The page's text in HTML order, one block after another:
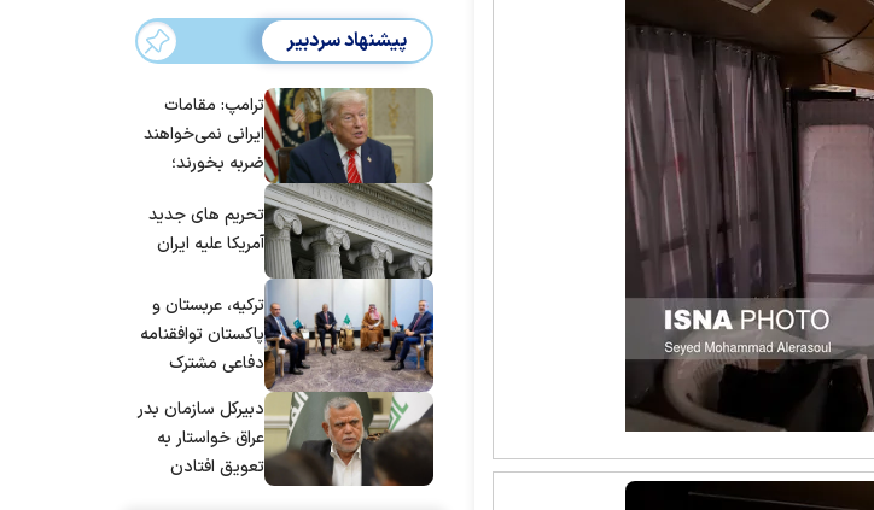
پیشنهاد سردبیر
ترامپ: مقامات
ایرانی نمی‌خواهند
ضربه بخورند؛
توافق برسند
تحریم های جدید
آمریکا علیه ایران
ترکیه، عربستان و
پاکستان توافقنامه
دفاعی مشترک
دبیرکل سازمان بدر
عراق خواستار به
تعویق افتادن